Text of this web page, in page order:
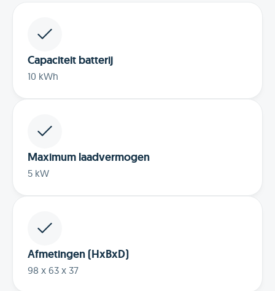
Capaciteit batterij
10 kWh
Maximum laadvermogen
5 kW
Afmetingen (HxBxD)
98 x 63 x 37